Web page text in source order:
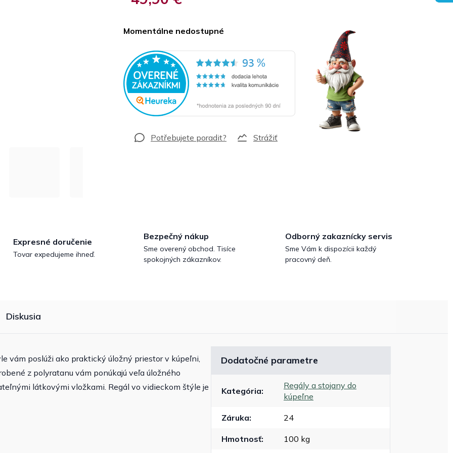
Momentálne nedostupné
Strážiť
Expresné doručenie
Tovar expedujeme ihneď.
Bezpečný nákup
Sme overený obchod. Tisíce
spokojných zákazníkov.
Odborný zakaznícky servis
Sme Vám k dispozícii každý
pracovný deň.
Diskusia
vám poslúži ako praktický úložný priestor v kúpeľni,
z polyratanu vám ponúkajú veľa úložného
látkovými vložkami. Regál vo vidieckom štýle je
Dodatočné parametre
Kategória:
Regály a stojany do
kúpeľne
Záruka: 24
Hmotnosť: 100 kg